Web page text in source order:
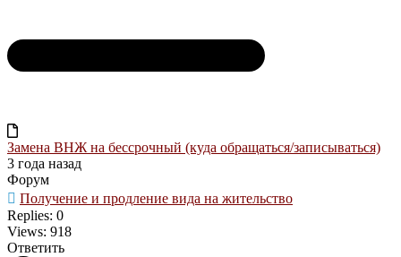
Замена ВНЖ на бессрочный (куда обращаться/записываться)
3 года назад
Форум
Получение и продление вида на жительство
Replies: 0
Views: 918
Ответить